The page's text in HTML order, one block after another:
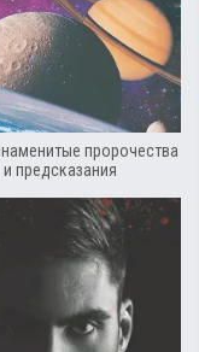
пророчества
и предсказания